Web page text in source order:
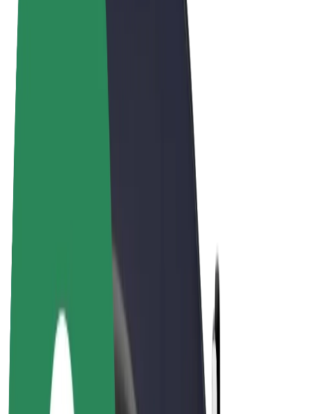
Chauffeurs
Verdiensten voor chauffeurs
Bezorgers
Verdiensten voor bezorgers
Bolt Food-handelaren